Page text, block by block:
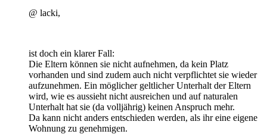
@ lacki,
ist doch ein klarer Fall:
Die Eltern können sie nicht aufnehmen, da kein Platz
vorhanden und sind zudem auch nicht verpflichtet sie wieder
aufzunehmen. Ein möglicher geltlicher Unterhalt der Eltern
wird, wie es aussieht nicht ausreichen und auf naturalen
Unterhalt hat sie (da volljährig) keinen Anspruch mehr.
Da kann nicht anders entschieden werden, als ihr eine eigene
Wohnung zu genehmigen.